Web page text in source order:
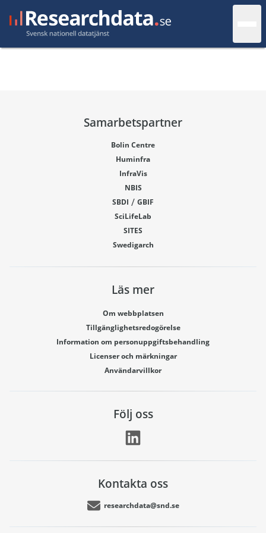
Samarbetspartner
Bolin Centre
Huminfra
InfraVis
NBIS
SBDI / GBIF
SciLifeLab
SITES
Swedigarch
Läs mer
Om webbplatsen
Tillgänglighetsredogörelse
Information om personuppgiftsbehandling
Licenser och märkningar
Användarvillkor
Följ oss
Kontakta oss
researchdata@snd.se